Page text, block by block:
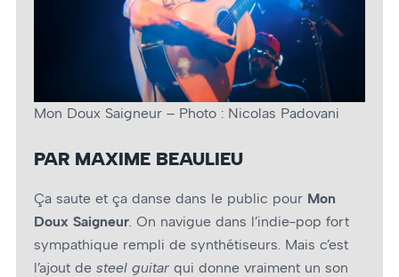
Mon Doux Saigneur – Photo : Nicolas Padovani
PAR MAXIME BEAULIEU
Ça saute et ça danse dans le public pour Mon
Doux Saigneur . On navigue dans l’indie-pop fort
sympathique rempli de synthétiseurs. Mais c’est
l’ajout de steel guitar qui donne vraiment un son